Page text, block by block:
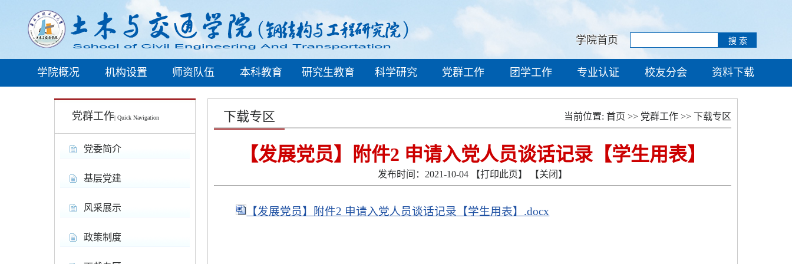
学院首页
学院概况 机构设置 师资队伍 本科教育 研究生教育 科学研究 党群工作 团学工作 专业认证 校友分会 资料下载
党群工作| Quick Navigation
党委简介
基层党建
风采展示
政策制度
下载专区 当前位置: 首页 >> 党群工作 >> 下载专区
【发展党员】附件2 申请入党人员谈话记录【学生用表】
发布时间：2021-10-04 【打印此页】 【关闭】
【发展党员】附件2 申请入党人员谈话记录【学生用表】.docx